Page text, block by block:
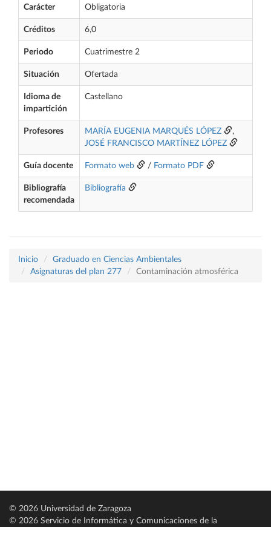
Carácter Obligatoria
Créditos 6,0
Periodo Cuatrimestre 2
Situación Ofertada
Idioma de
impartición
Castellano
Profesores MARÍA EUGENIA MARQUÉS LÓPEZ
,
JOSÉ FRANCISCO MARTÍNEZ LÓPEZ
Guía docente Formato web / Formato PDF
Bibliografía
recomendada
Bibliografía
Inicio
Graduado en Ciencias Ambientales
Asignaturas del plan 277
Contaminación atmosférica
© 2026 Universidad de Zaragoza
© 2026 Servicio de Informática y Comunicaciones de la